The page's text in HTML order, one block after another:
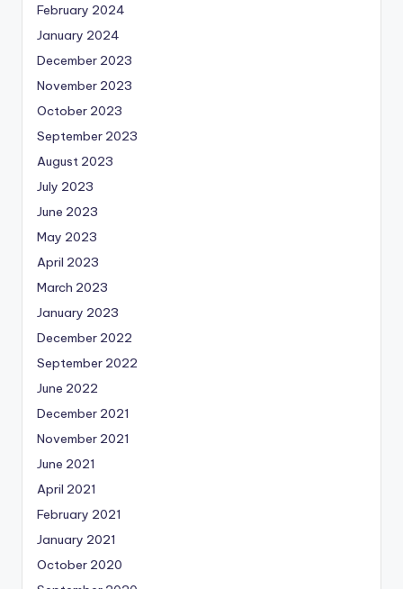
February 2024
January 2024
December 2023
November 2023
October 2023
September 2023
August 2023
July 2023
June 2023
May 2023
April 2023
March 2023
January 2023
December 2022
September 2022
June 2022
December 2021
November 2021
June 2021
April 2021
February 2021
January 2021
October 2020